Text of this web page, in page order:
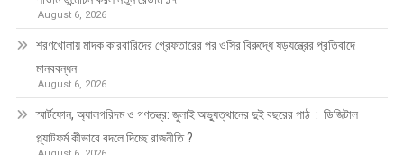
August 6, 2026
শরণখোলায় মাদক কারবারিদের গ্রেফতারের পর ওসির বিরুদ্ধে ষড়যন্ত্রের প্রতিবাদে
মানববন্ধন
August 6, 2026
স্মার্টফোন, অ্যালগরিদম ও গণতন্ত্র: জুলাই অভ্যুত্থানের দুই বছরের পাঠ : ডিজিটাল
প্ল্যাটফর্ম কীভাবে বদলে দিচ্ছে রাজনীতি ?